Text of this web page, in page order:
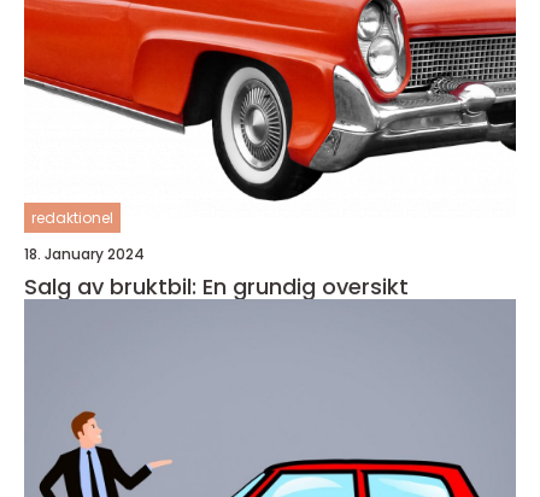
redaktionel
18. January 2024
Salg av bruktbil: En grundig oversikt